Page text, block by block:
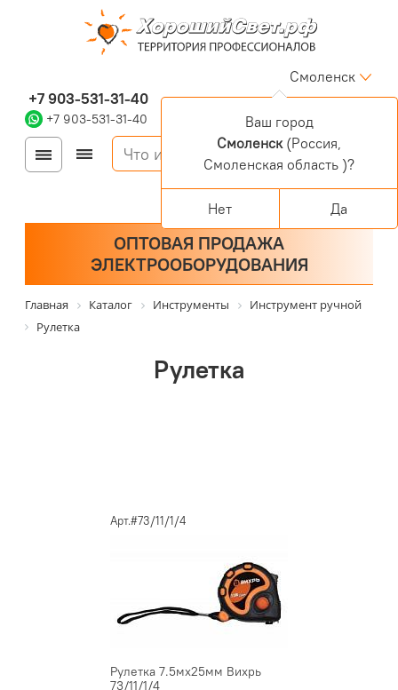
+7 903-531-31-40
+7 903-531-31-40
Смоленск
Войти
Регистрация
Корзина
0 позиций
ОПТОВАЯ ПРОДАЖА
ЭЛЕКТРООБОРУДОВАНИЯ
Главная Каталог Инструменты
Инструмент ручной
Рулетка
Рулетка
Арт.#73/11/1/4
Рулетка 7.5мх25мм Вихрь
73/11/1/4
Ваш город
Смоленск(Россия,
Смоленская область )?
Нет Да